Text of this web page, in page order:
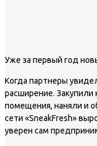
Уже за первый год
Когда партнеры
расширение. Закупили
помещения, наняли и
сети «SneakFresh»
уверен сам